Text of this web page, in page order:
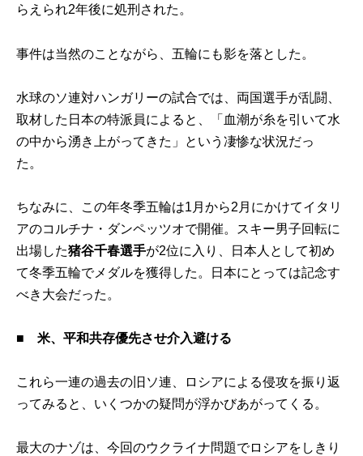
らえられ2年後に処刑された。
事件は当然のことながら、五輪にも影を落とした。
水球のソ連対ハンガリーの試合では、両国選手が乱闘、
取材した日本の特派員によると、「血潮が糸を引いて水
の中から湧き上がってきた」という凄惨な状況だっ
た。
ちなみに、この年冬季五輪は1月から2月にかけてイタリ
アのコルチナ・ダンペッツオで開催。スキー男子回転に
出場した猪谷千春選手が2位に入り、日本人として初め
て冬季五輪でメダルを獲得した。日本にとっては記念す
べき大会だった。
■米、平和共存優先させ介入避ける
これら一連の過去の旧ソ連、ロシアによる侵攻を振り返
ってみると、いくつかの疑問が浮かびあがってくる。
最大のナゾは、今回のウクライナ問題でロシアをしきり